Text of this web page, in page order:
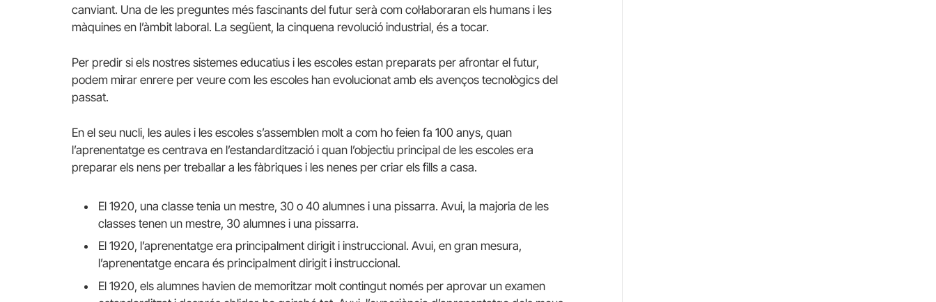
canviant. Una de les preguntes més fascinants del futur serà com col·laboraran els humans i les
màquines en l’àmbit laboral. La següent, la cinquena revolució industrial, és a tocar.
Per predir si els nostres sistemes educatius i les escoles estan preparats per afrontar el futur,
podem mirar enrere per veure com les escoles han evolucionat amb els avenços tecnològics del
passat.
En el seu nucli, les aules i les escoles s’assemblen molt a com ho feien fa 100 anys, quan
l’aprenentatge es centrava en l’estandardització i quan l’objectiu principal de les escoles era
preparar els nens per treballar a les fàbriques i les nenes per criar els fills a casa.
El 1920, una classe tenia un mestre, 30 o 40 alumnes i una pissarra. Avui, la majoria de les
classes tenen un mestre, 30 alumnes i una pissarra.
El 1920, l’aprenentatge era principalment dirigit i instruccional. Avui, en gran mesura,
l’aprenentatge encara és principalment dirigit i instruccional.
El 1920, els alumnes havien de memoritzar molt contingut només per aprovar un examen